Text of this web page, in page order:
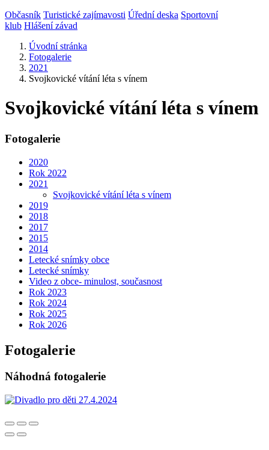
Občasník Turistické zajímavosti Úřední deska Sportovní
klub Hlášení závad
Úvodní stránka
Fotogalerie
2021
Svojkovické vítání léta s vínem
Svojkovické vítání léta s vínem
Fotogalerie
2020
Rok 2022
2021
Svojkovické vítání léta s vínem
2019
2018
2017
2015
2014
Letecké snímky obce
Letecké snímky
Video z obce- minulost, současnost
Rok 2023
Rok 2024
Rok 2025
Rok 2026
Fotogalerie
Náhodná fotogalerie